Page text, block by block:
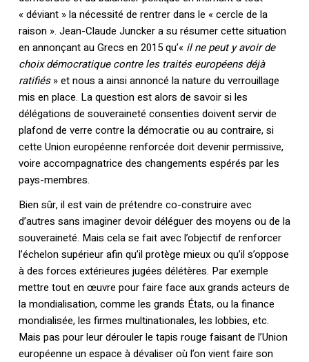
Votre panier est vide.
« déviant » la nécessité de rentrer dans le « cercle de la
raison ». Jean-Claude Juncker a su résumer cette situation
en annonçant au Grecs en 2015 qu’« il ne peut y avoir de
choix démocratique contre les traités européens déjà
ratifiés» et nous a ainsi annoncé la nature du verrouillage
mis en place. La question est alors de savoir si les
délégations de souveraineté consenties doivent servir de
plafond de verre contre la démocratie ou au contraire, si
cette Union européenne renforcée doit devenir permissive,
voire accompagnatrice des changements espérés par les
pays-membres.
Bien sûr, il est vain de prétendre co-construire avec
d’autres sans imaginer devoir déléguer des moyens ou de la
souveraineté. Mais cela se fait avec l’objectif de renforcer
l’échelon supérieur afin qu’il protège mieux ou qu’il s’oppose
à des forces extérieures jugées délétères. Par exemple
mettre tout en œuvre pour faire face aux grands acteurs de
la mondialisation, comme les grands États, ou la finance
mondialisée, les firmes multinationales, les lobbies, etc.
Mais pas pour leur dérouler le tapis rouge faisant de l’Union
européenne un espace à dévaliser où l’on vient faire son